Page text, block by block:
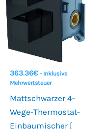
363.36€ - Inklusive
Mehrwertsteuer
Mattschwarzer 4-
Wege-Thermostat-
Einbaumischer [